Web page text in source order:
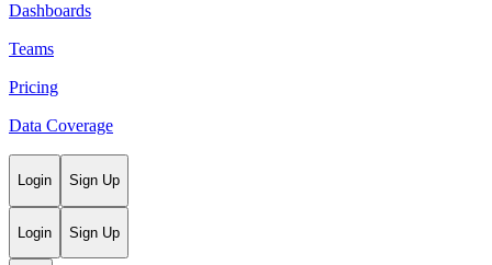
Dashboards
Teams
Pricing
Data Coverage
Login Sign Up
Login Sign Up